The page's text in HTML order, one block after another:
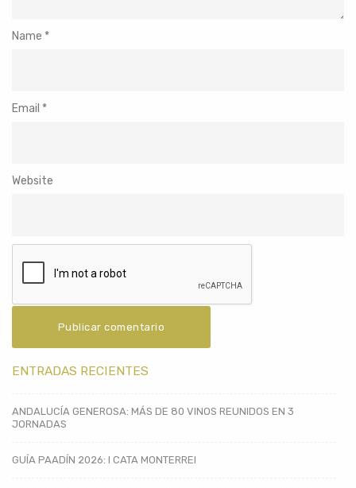
Name *
Email *
Website
ENTRADAS RECIENTES
ANDALUCÍA GENEROSA: MÁS DE 80 VINOS REUNIDOS EN 3
JORNADAS
GUÍA PAADÍN 2026: I CATA MONTERREI